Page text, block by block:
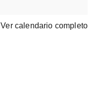
Ver calendario completo